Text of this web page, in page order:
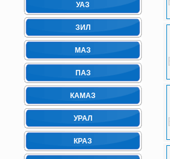
УАЗ
ЗИЛ
МАЗ
ПАЗ
КАМАЗ
УРАЛ
КРАЗ